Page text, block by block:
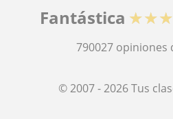
Fantástica
790027 opiniones
© 2007 - 2026 Tus